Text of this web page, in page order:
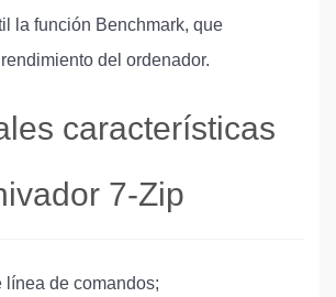
la función Benchmark, que
del ordenador.
características
7-Zip
línea de comandos;